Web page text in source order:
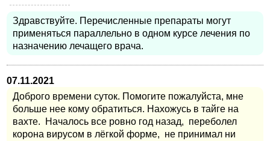
Здравствуйте. Перечисленные препараты могут
применяться параллельно в одном курсе лечения по
назначению лечащего врача.
07.11.2021
Доброго времени суток. Помогите пожалуйста, мне
больше нее кому обратиться. Нахожусь в тайге на
вахте. Началось все ровно год назад, переболел
корона вирусом в лёгкой форме, не принимал ни